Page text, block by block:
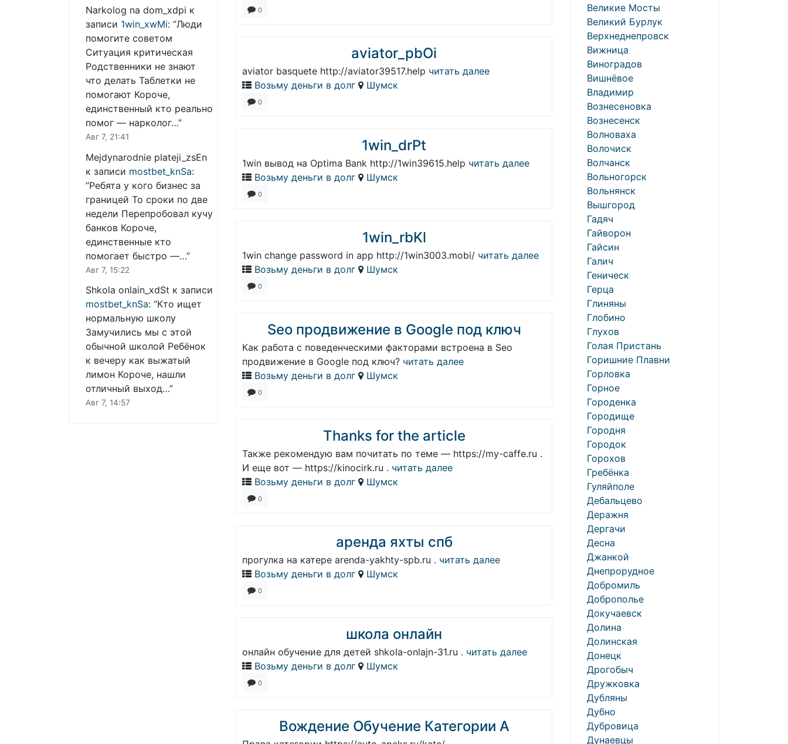
Narkolog na dom_xdpi к
записи 1win_xwMi: “Люди
помогите советом
Ситуация критическая
Родственники не знают
что делать Таблетки не
помогают Короче,
единственный кто реально
помог — нарколог…”
Авг 7, 21:41
Mejdynarodnie plateji_zsEn
к записи mostbet_knSa:
“Ребята у кого бизнес за
границей То сроки по две
недели Перепробовал кучу
банков Короче,
единственные кто
помогает быстро —…”
Авг 7, 15:22
Shkola onlain_xdSt к записи
mostbet_knSa: “Кто ищет
нормальную школу
Замучились мы с этой
обычной школой Ребёнок
к вечеру как выжатый
лимон Короче, нашли
отличный выход…”
Авг 7, 14:57
0
aviator_pbOi
aviator basquete http://aviator39517.help читать далее
Возьму деньги в долг
Шумск
0
1win_drPt
1win вывод на Optima Bank http://1win39615.help читать далее
Возьму деньги в долг
Шумск
0
1win_rbKl
1win change password in app http://1win3003.mobi/ читать далее
Возьму деньги в долг
Шумск
0
Seo продвижение в Google под ключ
Как работа с поведенческими факторами встроена в Seo
продвижение в Google под ключ? читать далее
Возьму деньги в долг
Шумск
0
Thanks for the article
Также рекомендую вам почитать по теме — https://my-caffe.ru .
И еще вот — https://kinocirk.ru . читать далее
Возьму деньги в долг
Шумск
0
аренда яхты спб
прогулка на катере arenda-yakhty-spb.ru . читать далее
Возьму деньги в долг
Шумск
0
школа онлайн
онлайн обучение для детей shkola-onlajn-31.ru . читать далее
Возьму деньги в долг
Шумск
0
Вождение Обучение Категории А
Великие Мосты
Великий Бурлук
Верхнеднепровск
Вижница
Виноградов
Вишнёвое
Владимир
Вознесеновка
Вознесенск
Волноваха
Волочиск
Волчанск
Вольногорск
Вольнянск
Вышгород
Гадяч
Гайворон
Гайсин
Галич
Геническ
Герца
Глиняны
Глобино
Глухов
Голая Пристань
Горишние Плавни
Горловка
Горное
Городенка
Городище
Городня
Городок
Горохов
Гребёнка
Гуляйполе
Дебальцево
Деражня
Дергачи
Десна
Джанкой
Днепрорудное
Добромиль
Доброполье
Докучаевск
Долина
Долинская
Донецк
Дрогобыч
Дружковка
Дубляны
Дубно
Дубровица
Дунаевцы